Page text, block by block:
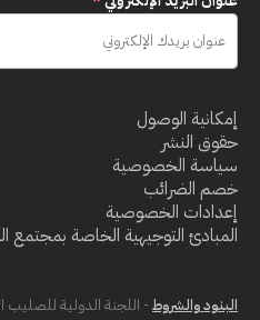
إمكانية الوصول
حقوق النشر
سياسة الخصوصية
خصم الضرائب
إعدادات الخصوصية
المبادئ التوجيهية الخاصة بمجتمع
البنود والشروط - اللجنة الدولية للصليب الأحمر ©2026 - جميع